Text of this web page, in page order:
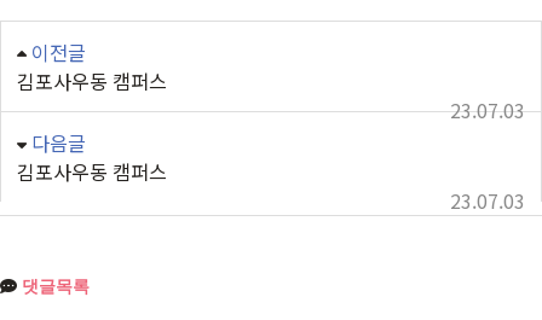
이전글
김포사우동 캠퍼스
23.07.03
다음글
김포사우동 캠퍼스
23.07.03
댓글목록